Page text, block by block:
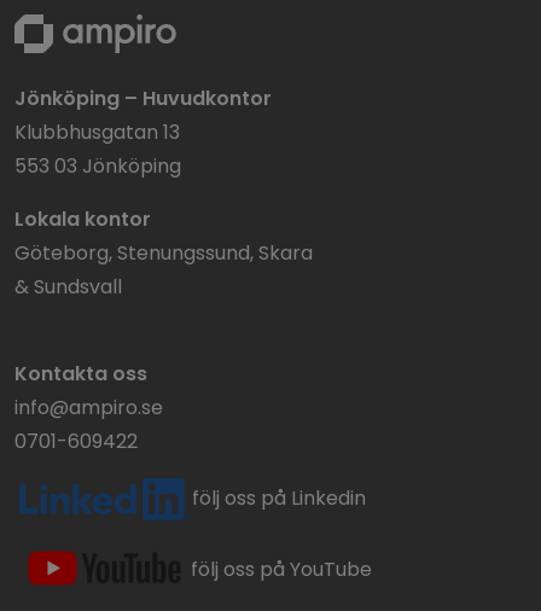
Jönköping – Huvudkontor
Klubbhusgatan 13
553 03 Jönköping
Lokala kontor
Göteborg, Stenungssund, Skara
& Sundsvall
Kontakta oss
info@ampiro.se
0701-609422
följ oss på Linkedin
följ oss på YouTube